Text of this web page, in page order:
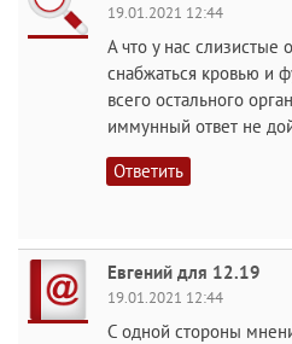
19.01.2021 12:44
А что у нас слизистые
снабжаться кровью и
всего остального
иммунный ответ не
Ответить
Евгений для 12.19
19.01.2021 12:44
С одной стороны